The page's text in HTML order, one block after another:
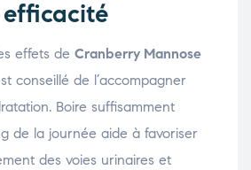
effets de Cranberry Mannose
conseillé de l’accompagner
Boire suffisamment
de la journée aide à favoriser
des voies urinaires et